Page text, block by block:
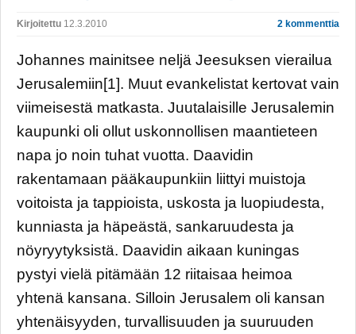
Kirjoitettu 12.3.2010 2 kommenttia
Johannes mainitsee neljä Jeesuksen vierailua
Jerusalemiin[1]. Muut evankelistat kertovat vain
viimeisestä matkasta. Juutalaisille Jerusalemin
kaupunki oli ollut uskonnollisen maantieteen
napa jo noin tuhat vuotta. Daavidin
rakentamaan pääkaupunkiin liittyi muistoja
voitoista ja tappioista, uskosta ja luopiudesta,
kunniasta ja häpeästä, sankaruudesta ja
nöyryytyksistä. Daavidin aikaan kuningas
pystyi vielä pitämään 12 riitaisaa heimoa
yhtenä kansana. Silloin Jerusalem oli kansan
yhtenäisyyden, turvallisuuden ja suuruuden